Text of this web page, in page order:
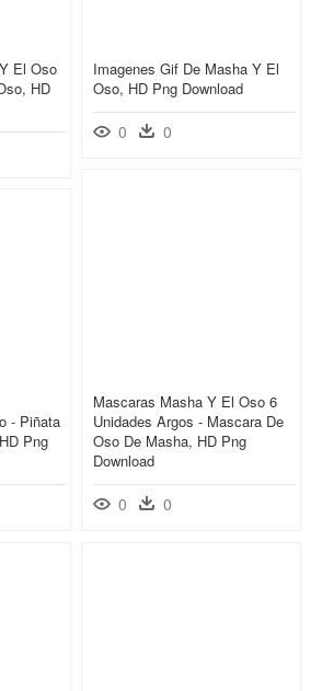
El Oso
HD
Imagenes Gif De Masha Y El
Oso, HD Png Download
0 0
Mascaras Masha Y El Oso 6
Unidades Argos - Mascara De
Oso De Masha, HD Png
Download
0 0
- Piñata
Png